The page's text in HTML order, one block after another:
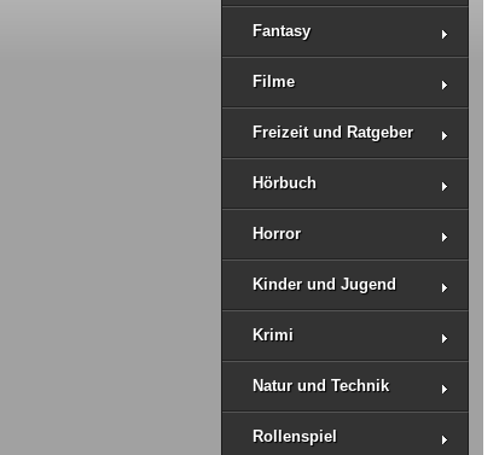
Fantasy
Filme
Freizeit und Ratgeber
Hörbuch
Horror
Kinder und Jugend
Krimi
Natur und Technik
Rollenspiel